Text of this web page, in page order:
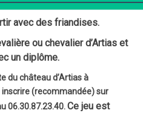
avec des friandises.
ou chevalier d’Artias et
un diplôme.
du château d’Artias à
inscrire (recommandée)sur
06.30.87.23.40.Ce jeu est